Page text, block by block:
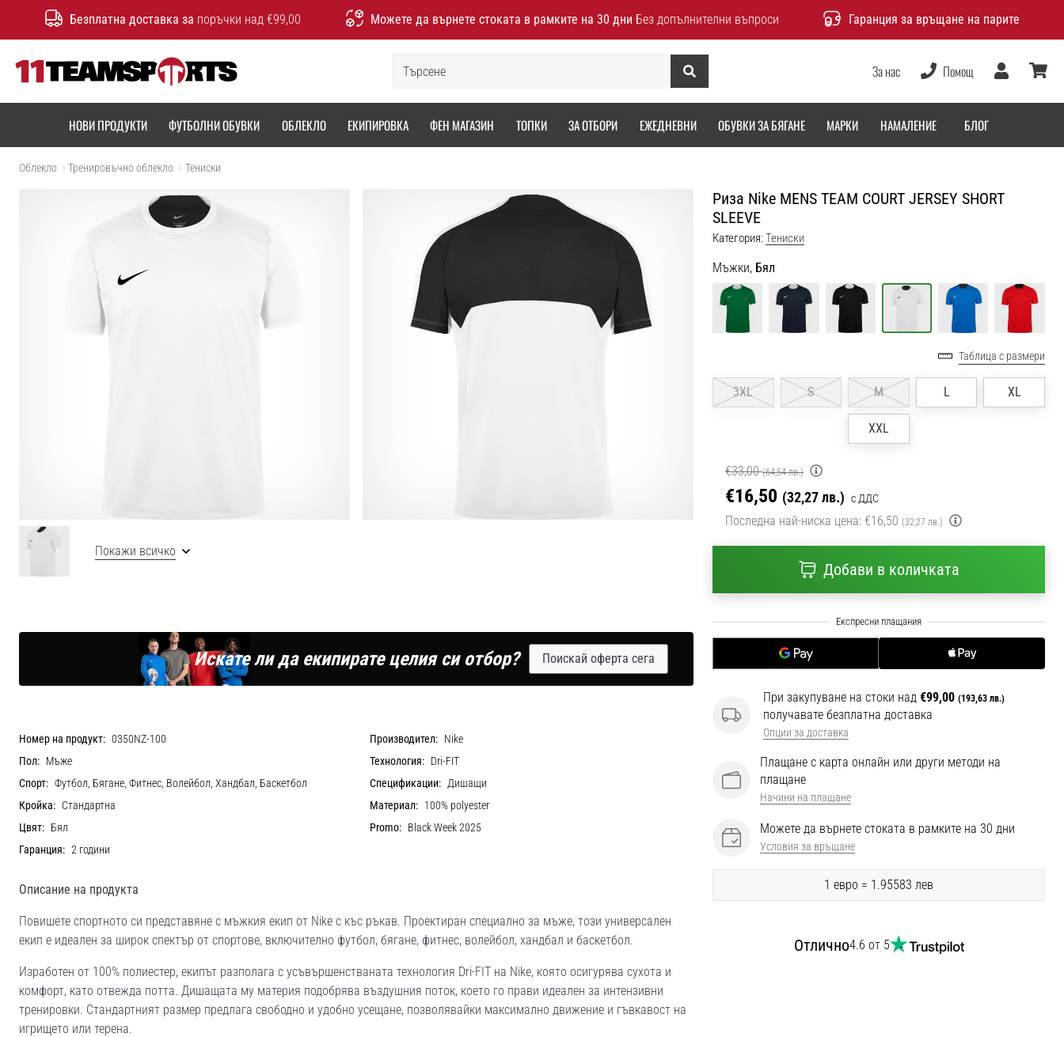
Безплатна доставка за поръчки над €99,00 Можете да върнете стоката в рамките на 30 дни Без допълнителни въпроси Гаранция за връщане на парите
Търсене
За нас Помощ
Потребител
НОВИ ПРОДУКТИ ФУТБОЛНИ ОБУВКИ ОБЛЕКЛО ЕКИПИРОВКА ФЕН МАГАЗИН ТОПКИ ЗА ОТБОРИ ЕЖЕДНЕВНИ ОБУВКИ ЗА БЯГАНЕ МАРКИ НАМАЛЕНИЕ БЛОГ
Облекло Тренировъчно облекло Тениски
Риза Nike MENS TEAM COURT JERSEY SHORT
SLEEVE
Категория:Тениски
Мъжки, Бял
Таблица с размери
3XL S M L XL
XXL
€33,00 (64,54 лв.)
€16,50 (32,27 лв.) с ДДС
Последна най-ниска цена: €16,50 (32,27 лв.)
Добави в количката
При закупуване на стоки над €99,00 (193,63 лв.)
получавате безплатна доставка
Опции за доставка
Плащане с карта онлайн или други методи на
плащане
Начини на плащане
Можете да върнете стоката в рамките на 30 дни
Условия за връщане
1 евро = 1.95583 лев
Отлично4.6 от 5
Покажи всичко
Искате ли да екипирате целия си отбор? Поискай оферта сега
Номер на продукт: 0350NZ-100 Производител: Nike
Пол: Мъже Технология: Dri-FIT
Спорт: Футбол, Бягане, Фитнес, Волейбол, Хандбал, Баскетбол Спецификации: Дишащи
Кройка: Стандартна Материал: 100% polyester
Цвят: Бял Promo: Black Week 2025
Гаранция: 2 години
Описание на продукта
Повишете спортното си представяне с мъжкия екип от Nike с къс ръкав. Проектиран специално за мъже, този универсален
екип е идеален за широк спектър от спортове, включително футбол, бягане, фитнес, волейбол, хандбал и баскетбол.
Изработен от 100% полиестер, екипът разполага с усъвършенстваната технология Dri-FIT на Nike, която осигурява сухота и
комфорт, като отвежда потта. Дишащата му материя подобрява въздушния поток, което го прави идеален за интензивни
тренировки. Стандартният размер предлага свободно и удобно усещане, позволявайки максимално движение и гъвкавост на
игрището или терена.